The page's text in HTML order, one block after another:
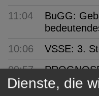
11:04
BuGG:
10:06
VSSE: 3.
09:57
Prognose
Dienste, die